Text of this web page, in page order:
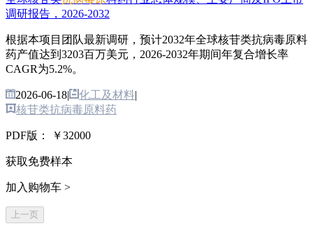
调研报告，2026-2032
根据本项目团队最新调研，预计2032年全球核苷类抗病毒原料
药产值达到3203百万美元，2026-2032年期间年复合增长率
CAGR为5.2%。
2026-06-18| 化工及材料|
核苷类抗病毒原料药
PDF版： ￥32000
获取免费样本
加入购物车 >
上一页